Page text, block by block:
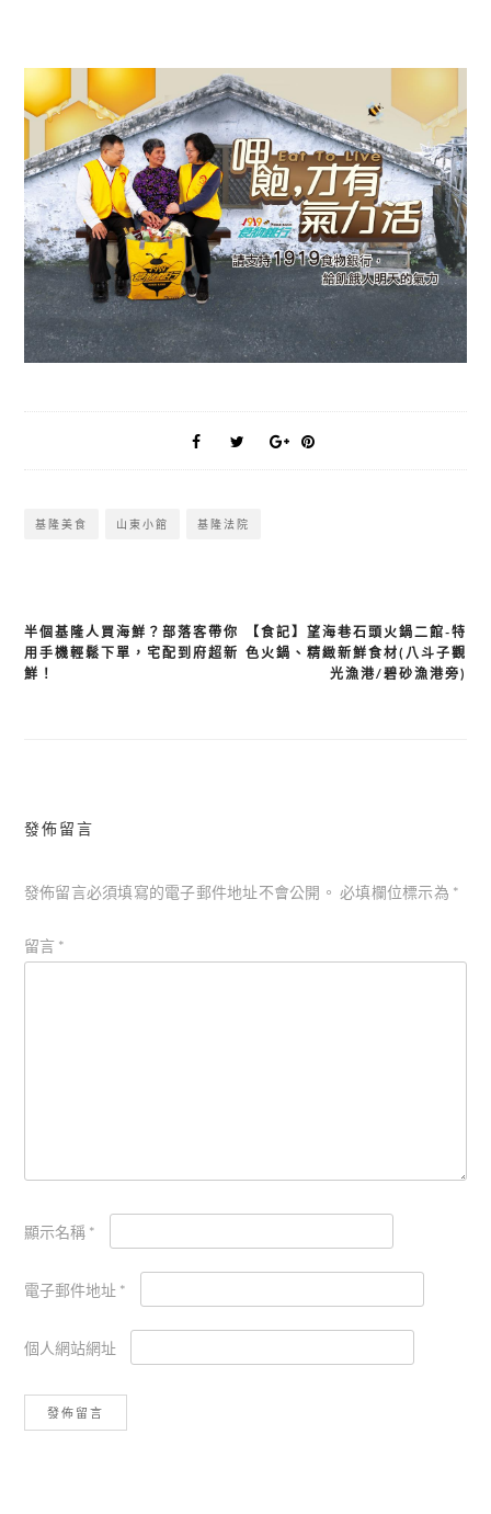
基隆美食 山東小館 基隆法院
文
章
半個基隆人買海鮮？部落客帶你
用手機輕鬆下單，宅配到府超新
鮮！
【食記】望海巷石頭火鍋二館-特
色火鍋、精緻新鮮食材(八斗子觀
光漁港/碧砂漁港旁)
發佈留言
發佈留言必須填寫的電子郵件地址不會公開。 必填欄位標示為 *
留言 *
顯示名稱 *
電子郵件地址 *
個人網站網址